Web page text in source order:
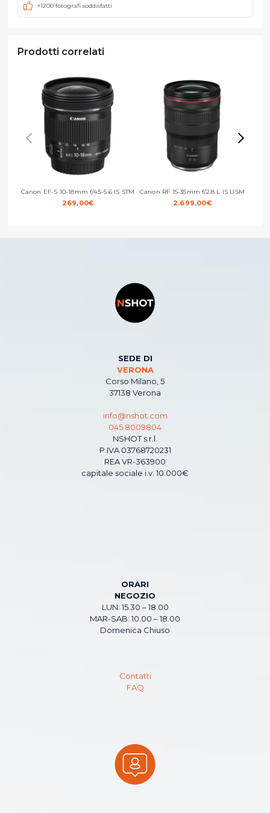
+1200 fotografi soddisfatti
Prodotti correlati
Canon EF-S 10-18mm f/4.5-5.6 IS STM
269,00€
Canon RF 15-35mm f/2.8 L IS USM
2.699,00€
SEDE DI
VERONA
Corso Milano, 5
37138 Verona
info@nshot.com
045 8009804
NSHOT s.r.l.
P.IVA 03768720231
REA VR-363900
capitale sociale i.v. 10.000€
ORARI
NEGOZIO
LUN: 15.30 – 18.00
MAR-SAB: 10.00 – 18.00
Domenica Chiuso
Contatti
FAQ